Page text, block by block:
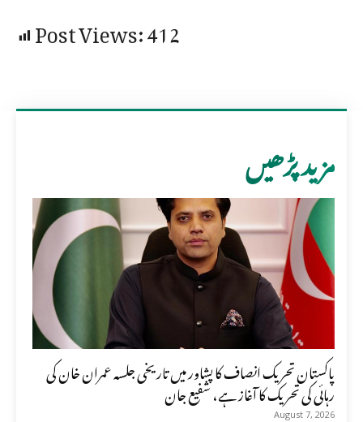
Post Views:412
مزید پڑھیں
پاکستان تحریک انصاف کا پشاور میں تاریخی جلسہ عمران خان کی
رہائی کی تحریک کا آغاز ہے، شفیع جان
August 7, 2026